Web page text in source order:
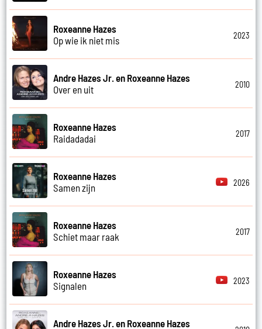
Roxeanne Hazes
Op wie ik niet mis
2023
Andre Hazes Jr. en Roxeanne Hazes
Over en uit
2010
Roxeanne Hazes
Raidadadai
2017
Roxeanne Hazes
Samen zijn
2026
Roxeanne Hazes
Schiet maar raak
2017
Roxeanne Hazes
Signalen
2023
Andre Hazes Jr. en Roxeanne Hazes